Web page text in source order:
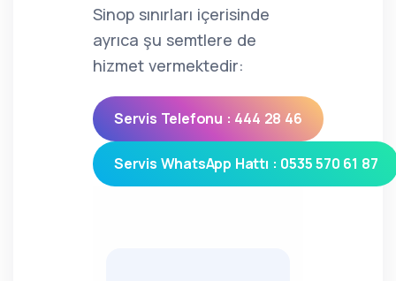
Sinop sınırları içerisinde
ayrıca şu semtlere de
hizmet vermektedir:
Servis Telefonu : 444 28 46
Servis WhatsApp Hattı : 0535 570 61 87